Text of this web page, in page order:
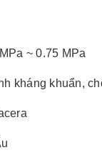
~ 0.75 MPa
kháng khuẩn,